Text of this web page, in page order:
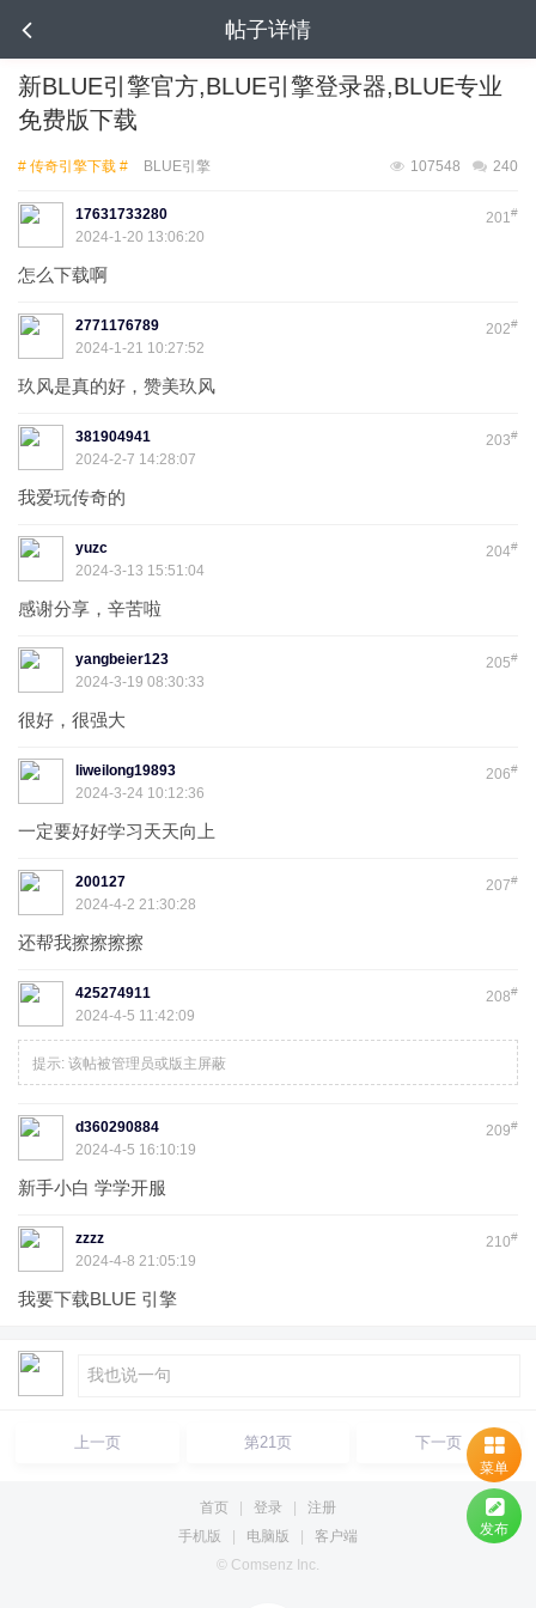
帖子详情
新BLUE引擎官方,BLUE引擎登录器,BLUE专业
免费版下载
# 传奇引擎下载 # BLUE引擎 240
107548
201#
17631733280
2024-1-20 13:06:20
怎么下载啊
202#
2771176789
2024-1-21 10:27:52
玖风是真的好，赞美玖风
203#
381904941
2024-2-7 14:28:07
我爱玩传奇的
204#
yuzc
2024-3-13 15:51:04
感谢分享，辛苦啦
205#
yangbeier123
2024-3-19 08:30:33
很好，很强大
206#
liweilong19893
2024-3-24 10:12:36
一定要好好学习天天向上
207#
200127
2024-4-2 21:30:28
还帮我擦擦擦擦
208#
425274911
2024-4-5 11:42:09
提示: 该帖被管理员或版主屏蔽
209#
d360290884
2024-4-5 16:10:19
新手小白 学学开服
210#
zzzz
2024-4-8 21:05:19
我要下载BLUE 引擎
上一页 第21页 下一页
首页 登录
注册
手机版
电脑版
客户端
© Comsenz Inc.
菜单
发布